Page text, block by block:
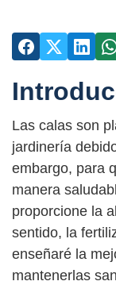
Las calas son
jardinería
embargo, para
manera
proporcione la
sentido, la
enseñaré la
mantenerlas